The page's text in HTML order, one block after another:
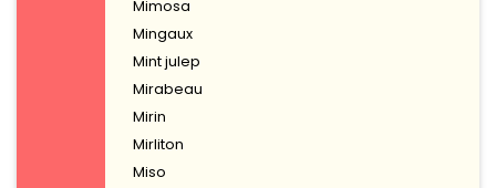
Mimosa
Mingaux
Mint julep
Mirabeau
Mirin
Mirliton
Miso